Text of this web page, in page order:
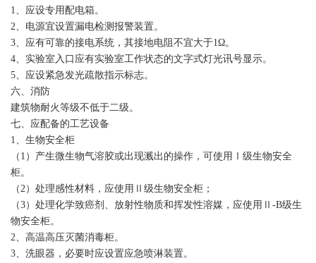
1、应设专用配电箱。
2、电源宜设置漏电检测报警装置。
3、应有可靠的接电系统，其接地电阻不宜大于1Ω。
4、实验室入口应有实验室工作状态的文字式灯光讯号显示。
5、应设紧急发光疏散指示标志。
六、消防
建筑物耐火等级不低于二级。
七、应配备的工艺设备
1、生物安全柜
（1）产生微生物气溶胶或出现溅出的操作，可使用Ⅰ级生物安全
柜。
（2）处理感性材料，应使用Ⅱ级生物安全柜；
（3）处理化学致癌剂、放射性物质和挥发性溶媒，应使用Ⅱ-B级生
物安全柜。
2、高温高压灭菌消毒柜。
3、洗眼器，必要时应设置应急喷淋装置。